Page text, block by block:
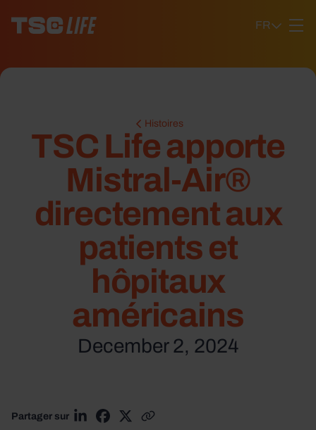
FR
Histoires
TSC Life apporte
Mistral-Air®
directement aux
patients et
hôpitaux
américains
December 2, 2024
Partager sur
Partager sur LinkedIn
Partager sur Facebook
Partager sur X
Copier le lien